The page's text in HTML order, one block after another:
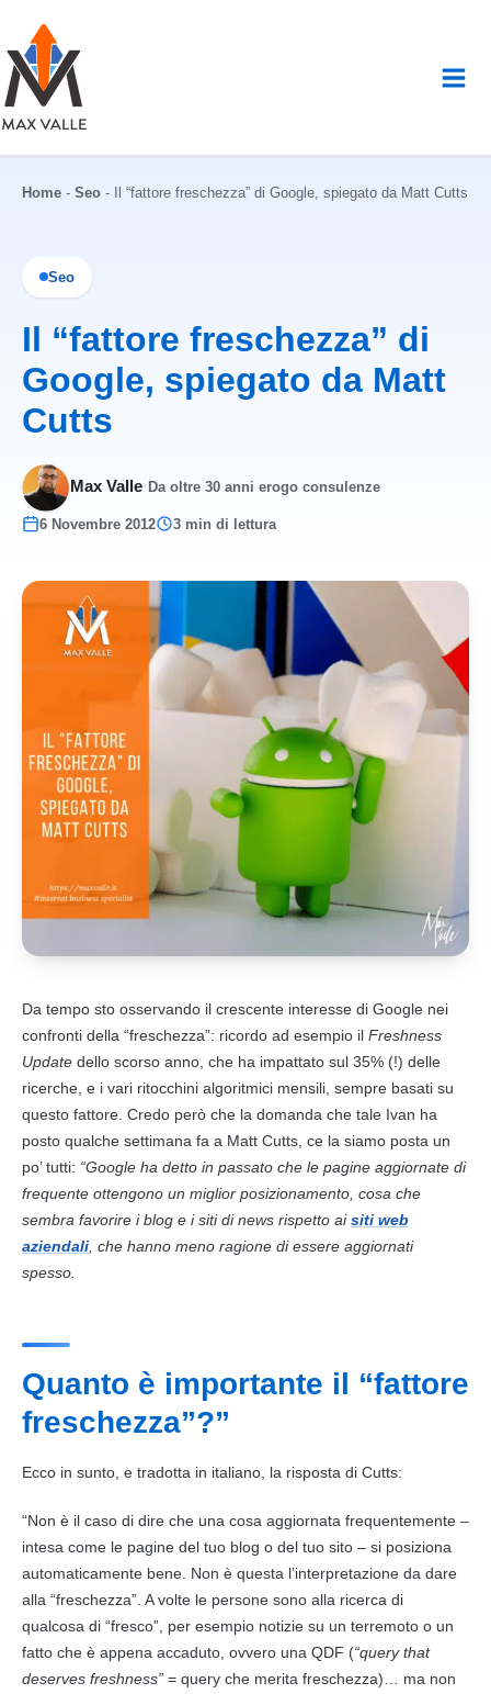
contenuto
Home - Seo - Il “fattore freschezza” di Google, spiegato da Matt Cutts
Seo
Il “fattore freschezza” di
Google, spiegato da Matt
Cutts
Max Valle· Da oltre 30 anni erogo consulenze
6 Novembre 2012 3 min di lettura
Da tempo sto osservando il crescente interesse di Google nei
confronti della “freschezza”: ricordo ad esempio il Freshness
Update dello scorso anno, che ha impattato sul 35% (!) delle
ricerche, e i vari ritocchini algoritmici mensili, sempre basati su
questo fattore. Credo però che la domanda che tale Ivan ha
posto qualche settimana fa a Matt Cutts, ce la siamo posta un
po’ tutti: “Google ha detto in passato che le pagine aggiornate di
frequente ottengono un miglior posizionamento, cosa che
sembra favorire i blog e i siti di news rispetto aisiti web
aziendali , che hanno meno ragione di essere aggiornati
spesso.
Quanto è importante il “fattore
freschezza”?”
Ecco in sunto, e tradotta in italiano, la risposta di Cutts:
“Non è il caso di dire che una cosa aggiornata frequentemente –
intesa come le pagine del tuo blog o del tuo sito – si posiziona
automaticamente bene. Non è questa l’interpretazione da dare
alla “freschezza”. A volte le persone sono alla ricerca di
qualcosa di “fresco”, per esempio notizie su un terremoto o un
fatto che è appena accaduto, ovvero una QDF (“query that
deserves freshness” = query che merita freschezza)… ma non